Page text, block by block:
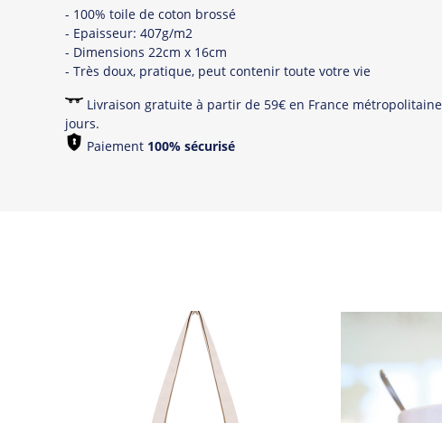
- 100% toile de coton brossé
- Epaisseur: 407g/m2
- Dimensions 22cm x 16cm
- Très doux, pratique, peut contenir toute votre vie
Livraison gratuite à partir de 59€ en France
jours.
Paiement 100% sécurisé